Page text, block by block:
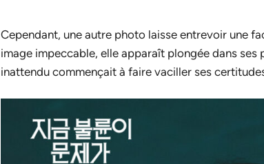
Cependant, une autre photo laisse entrevoir une
image impeccable, elle apparaît plongée dans ses
inattendu commençait à faire vaciller ses